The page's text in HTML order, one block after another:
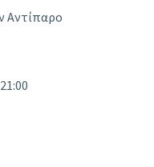
Αντίπαρο